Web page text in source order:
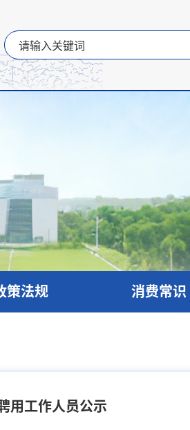
策法规 消费常识
用工作人员公示